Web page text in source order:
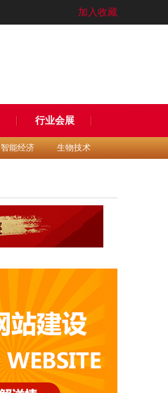
加入收藏
行业会展
智能经济 生物技术